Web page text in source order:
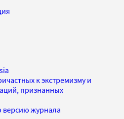
к экстремизму и
признанных
версию журнала